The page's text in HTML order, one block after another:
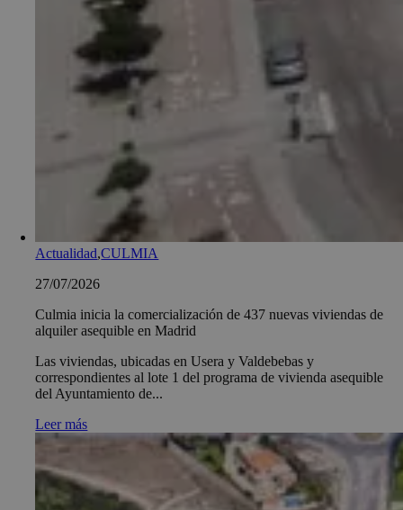
Actualidad,CULMIA
27/07/2026
Culmia inicia la comercialización de 437 nuevas viviendas de
alquiler asequible en Madrid
Las viviendas, ubicadas en Usera y Valdebebas y
correspondientes al lote 1 del programa de vivienda asequible
del Ayuntamiento de...
Leer más